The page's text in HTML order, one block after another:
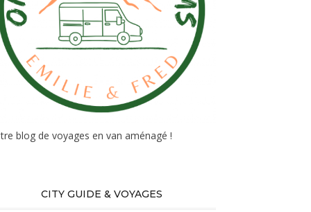
blog de voyages en van aménagé !
CITY GUIDE & VOYAGES